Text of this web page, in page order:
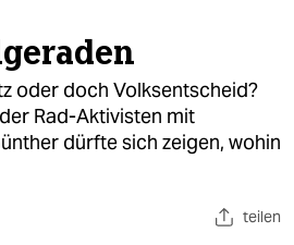
oder doch Volksentscheid?
Rad-Aktivisten mit
dürfte sich zeigen, wohin
teilen